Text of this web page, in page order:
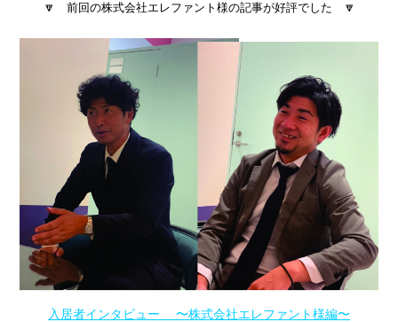
🔽 前回の株式会社エレファント様の記事が好評でした 🔽
入居者インタビュー 〜株式会社エレファント様編〜